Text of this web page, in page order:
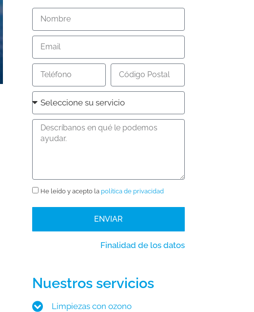
He leído y acepto la política de privacidad
ENVIAR
Finalidad de los datos
Nuestros servicios
Limpiezas con ozono